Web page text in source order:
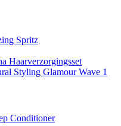
Spritz
Haarverzorgingsset
Styling Glamour Wave 1
Conditioner